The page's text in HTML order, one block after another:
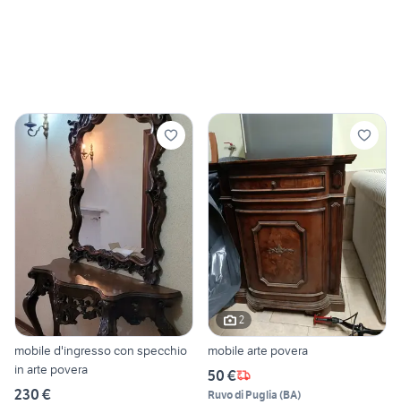
mobile d'ingresso con specchio
in arte povera
230 €
2
mobile arte povera
50 €
Ruvo di Puglia (BA)